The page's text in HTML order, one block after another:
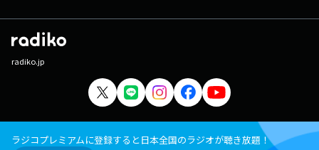
radiko.jp
ラジコプレミアムに登録すると日本全国のラジオが聴き放題！